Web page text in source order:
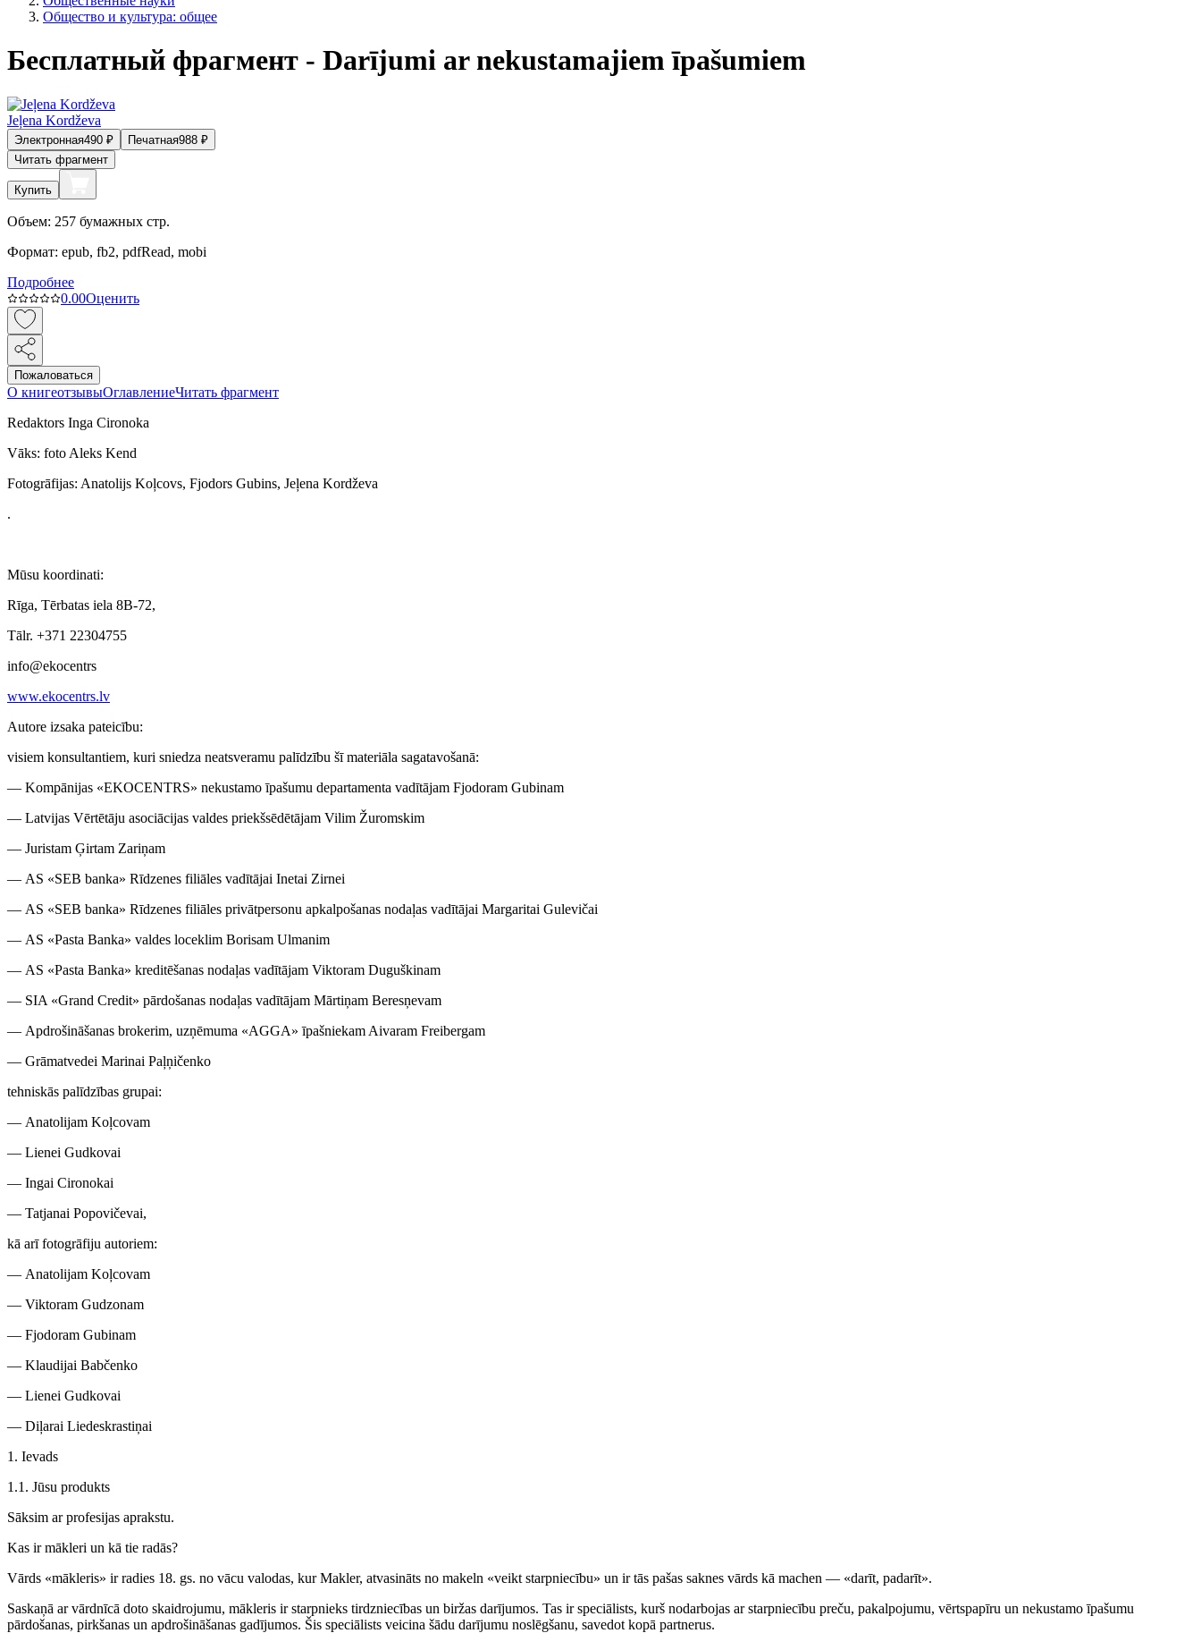
Общество и культура: общее
Бесплатный фрагмент - Darījumi ar nekustamajiem īpašumiem
Jeļena Kordževa
Электронная490 ₽ Печатная988 ₽
Читать фрагмент
Купить
Объем: 257 бумажных стр.
Формат: epub, fb2, pdfRead, mobi
Подробнее
0.00Оценить
Пожаловаться
О книгеотзывыОглавлениеЧитать фрагмент
Redaktors Inga Cironoka
Vāks: foto Aleks Kend
Fotogrāfijas: Anatolijs Koļcovs, Fjodors Gubins, Jeļena Kordževa
.
Mūsu koordinati:
Rīga, Tērbatas iela 8B-72,
Tālr. +371 22304755
info@ekocentrs
www.ekocentrs.lv
Autore izsaka pateicību:
visiem konsultantiem, kuri sniedza neatsveramu palīdzību šī materiāla sagatavošanā:
— Kompānijas «EKOCENTRS» nekustamo īpašumu departamenta vadītājam Fjodoram Gubinam
— Latvijas Vērtētāju asociācijas valdes priekšsēdētājam Vilim Žuromskim
— Juristam Ģirtam Zariņam
— AS «SEB banka» Rīdzenes filiāles vadītājai Inetai Zirnei
— AS «SEB banka» Rīdzenes filiāles privātpersonu apkalpošanas nodaļas vadītājai Margaritai Gulevičai
— AS «Pasta Banka» valdes loceklim Borisam Ulmanim
— AS «Pasta Banka» kreditēšanas nodaļas vadītājam Viktoram Duguškinam
— SIA «Grand Credit» pārdošanas nodaļas vadītājam Mārtiņam Beresņevam
— Apdrošināšanas brokerim, uzņēmuma «AGGA» īpašniekam Aivaram Freibergam
— Grāmatvedei Marinai Paļņičenko
tehniskās palīdzības grupai:
— Anatolijam Koļcovam
— Lienei Gudkovai
— Ingai Cironokai
— Tatjanai Popovičevai,
kā arīfotogrāfiju autoriem:
— Anatolijam Koļcovam
— Viktoram Gudzonam
— Fjodoram Gubinam
— Klaudijai Babčenko
— Lienei Gudkovai
— Diļarai Liedeskrastiņai
1. Ievads
1.1. Jūsu produkts
Sāksim ar profesijas aprakstu.
Kas ir mākleri un kā tie radās?
Vārds «mākleris» ir radies 18. gs. no vācu valodas, kurMakler, atvasināts no makeln «veikt starpniecību» un ir tās pašas saknes vārds kā machen — «darīt, padarīt».
Saskaņā ar vārdnīcā doto skaidrojumu, mākleris ir starpnieks tirdzniecības un biržas darījumos. Tas ir speciālists, kurš nodarbojas ar starpniecību preču, pakalpojumu, vērtspapīru un nekustamo īpašumu
pārdošanas, pirkšanas un apdrošināšanas gadījumos. Šis speciālists veicina šādu darījumu noslēgšanu, savedot kopā partnerus.